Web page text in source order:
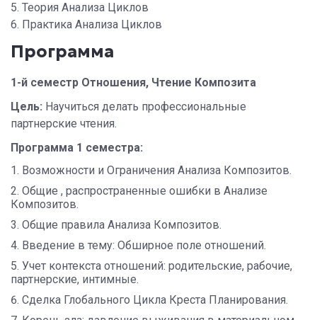
5. Теория Анализа Циклов
6. Практика Анализа Циклов
Программа
1-й семестр Отношения, Чтение Композита
Цель: Научиться делать профессиональные
партнерские чтения.
Программа 1 семестра:
Возможности и Ограничения Анализа Композитов.
Общие , распространенные ошибки в Анализе
Композитов.
Общие правила Анализа Композитов.
Введение в тему: Обширное поле отношений.
Учет контекста отношений: родительские, рабочие,
партнерские, интимные.
Сделка Глобального Цикла Креста Планирования.